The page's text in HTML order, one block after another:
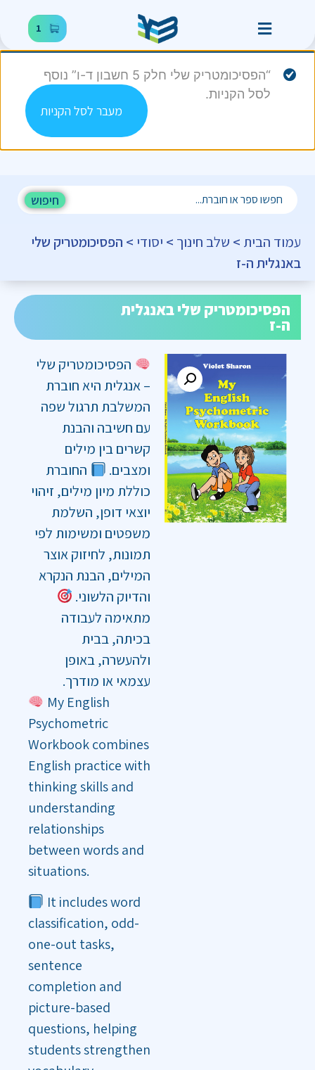
1
“הפסיכומטריק שלי חלק 5 חשבון ד-ו” נוסף
לסל הקניות.
מעבר לסל הקניות
חיפוש
עמוד הבית > שלב חינוך > יסודי > הפסיכומטריק שלי
באנגלית ה-ז
הפסיכומטריק שלי באנגלית
ה-ז
הפסיכומטריק שלי
– אנגלית היא חוברת
המשלבת תרגול שפה
עם חשיבה והבנת
קשרים בין מילים
ומצבים.
החוברת
כוללת מיון מילים, זיהוי
יוצאי דופן, השלמת
משפטים ומשימות לפי
תמונות, לחיזוק אוצר
המילים, הבנת הנקרא
והדיוק הלשוני.
מתאימה לעבודה
בכיתה, בבית
ולהעשרה, באופן
עצמאי או מודרך.
My English
Psychometric
Workbook combines
English practice with
thinking skills and
understanding
relationships
between words and
situations.
It includes word
classification, odd-
one-out tasks,
sentence
completion and
picture-based
questions, helping
students strengthen